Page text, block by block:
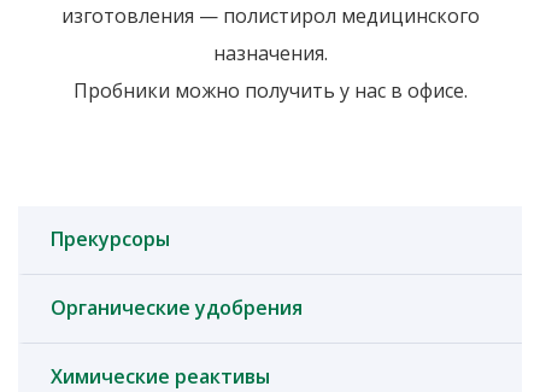
изготовления — полистирол медицинского
назначения.
Пробники можно получить у нас в офисе.
Прекурсоры
Органические удобрения
Химические реактивы